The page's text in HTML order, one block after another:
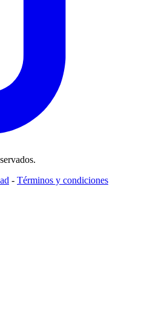
- Términos y condiciones